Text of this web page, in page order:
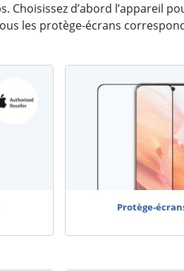
d’abord l’appareil
les protège-écrans
Protège-